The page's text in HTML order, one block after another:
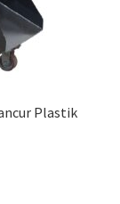
Plastik